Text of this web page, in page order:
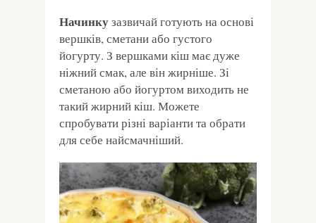
Начинкузазвичай готують на основі
вершків, сметани або густого
йогурту. З вершками кіш має дуже
ніжний смак, але він жирніше. Зі
сметаною або йогуртом виходить не
такий жирний кіш. Можете
спробувати різні варіанти та обрати
для себе найсмачніший.